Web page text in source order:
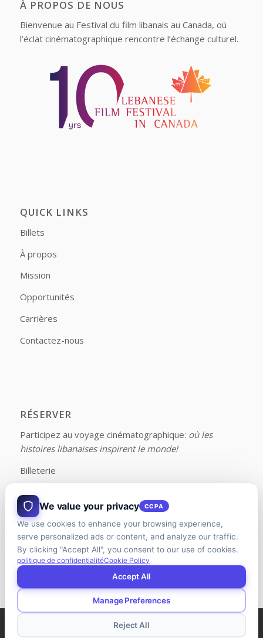
À PROPOS DE NOUS
Bienvenue au Festival du film libanais au Canada, où
l’éclat cinématographique rencontre l’échange culturel.
QUICK LINKS
Billets
À propos
Mission
Opportunités
Carrières
Contactez-nous
RÉSERVER
Participez au voyage cinématographique: où les
histoires libanaises inspirent le monde!
Billeterie
FOLLOW US ON FACEBOOK
© Copyright - LFFC | Conçu et développé par
We value your privacy CCPA
We use cookies to enhance your browsing experience,
serve personalized ads or content, and analyze our traffic.
By clicking "Accept All", you consent to our use of cookies.
politique de confidentialitéCookie Policy
Accept All
Manage Preferences
Reject All